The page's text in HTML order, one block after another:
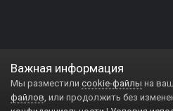
Важная информация
Мы разместили cookie-файлы на
файлов, или продолжить без